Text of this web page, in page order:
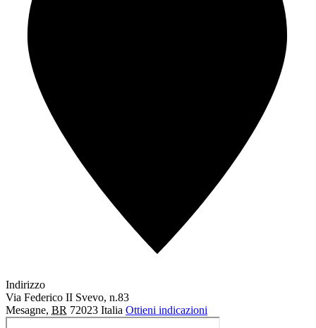
Indirizzo
Via Federico II Svevo, n.83
Mesagne, BR 72023 Italia Ottieni indicazioni